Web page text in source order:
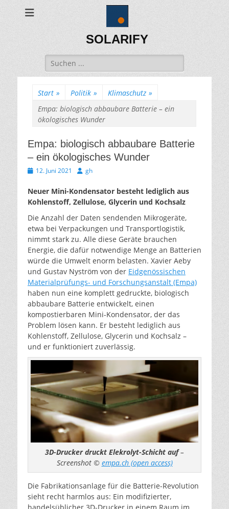
SOLARIFY
Suchen
nach:
Start » Politik » Klimaschutz »
Empa: biologisch abbaubare Batterie – ein
ökologisches Wunder
Empa: biologisch abbaubare Batterie
– ein ökologisches Wunder
Veröffentlicht
12. Juni 2021 Autor
gh
Neuer Mini-Kondensator besteht lediglich aus
Kohlenstoff, Zellulose, Glycerin und Kochsalz
Die Anzahl der Daten sendenden Mikrogeräte,
etwa bei Verpackungen und Transportlogistik,
nimmt stark zu. Alle diese Geräte brauchen
Energie, die dafür notwendige Menge an Batterien
würde die Umwelt enorm belasten. Xavier Aeby
und Gustav Nyström von der Eidgenössischen
Materialprüfungs- und Forschungsanstalt (Empa)
haben nun eine komplett gedruckte, biologisch
abbaubare Batterie entwickelt, einen
kompostierbaren Mini-Kondensator, der das
Problem lösen kann. Er besteht lediglich aus
Kohlenstoff, Zellulose, Glycerin und Kochsalz –
und er funktioniert zuverlässig.
3D-Drucker druckt Elekrolyt-Schicht auf–
Screenshot © empa.ch (open access)
Die Fabrikationsanlage für die Batterie-Revolution
sieht recht harmlos aus: Ein modifizierter,
handelsüblicher 3D-Drucker in einem Raum im